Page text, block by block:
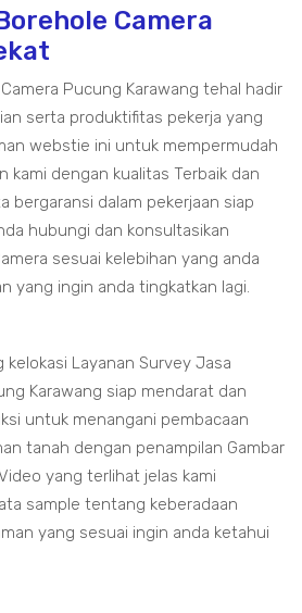
Camera
Pucung Karawang tehal hadir
serta produktifitas pekerja yang
webstie ini untuk mempermudah
kami dengan kualitas Terbaik dan
bergaransi dalam pekerjaan siap
hubungi dan konsultasikan
sesuai kelebihan yang anda
yang ingin anda tingkatkan lagi.
Layanan Survey Jasa
Karawang siap mendarat dan
untuk menangani pembacaan
tanah dengan penampilan Gambar
yang terlihat jelas kami
sample tentang keberadaan
yang sesuai ingin anda ketahui